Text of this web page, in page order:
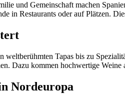
und Gemeinschaft machen
in Restaurants oder auf Plätzen.
weltberühmten Tapas bis zu
Dazu kommen hochwertige
Nordeuropa